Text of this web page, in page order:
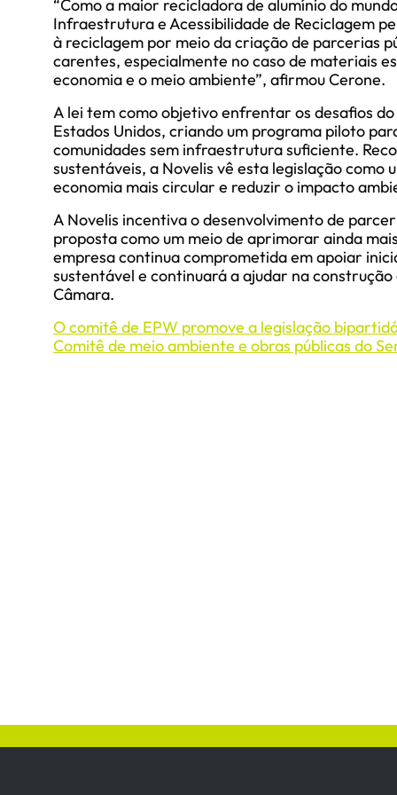
“Como a maior recicladora de alumínio do
Infraestrutura e Acessibilidade de Reciclagem
à reciclagem por meio da criação de parcerias
carentes, especialmente no caso de materiais
economia e o meio ambiente”, afirmou Cerone.
A lei tem como objetivo enfrentar os desafios
Estados Unidos, criando um programa piloto
comunidades sem infraestrutura suficiente.
sustentáveis, a Novelis vê esta legislação como
economia mais circular e reduzir o impacto
A Novelis incentiva o desenvolvimento de
proposta como um meio de aprimorar ainda
empresa continua comprometida em apoiar
sustentável e continuará a ajudar na
Câmara.
O comitê de EPW promove a legislação
Comitê de meio ambiente e obras públicas do